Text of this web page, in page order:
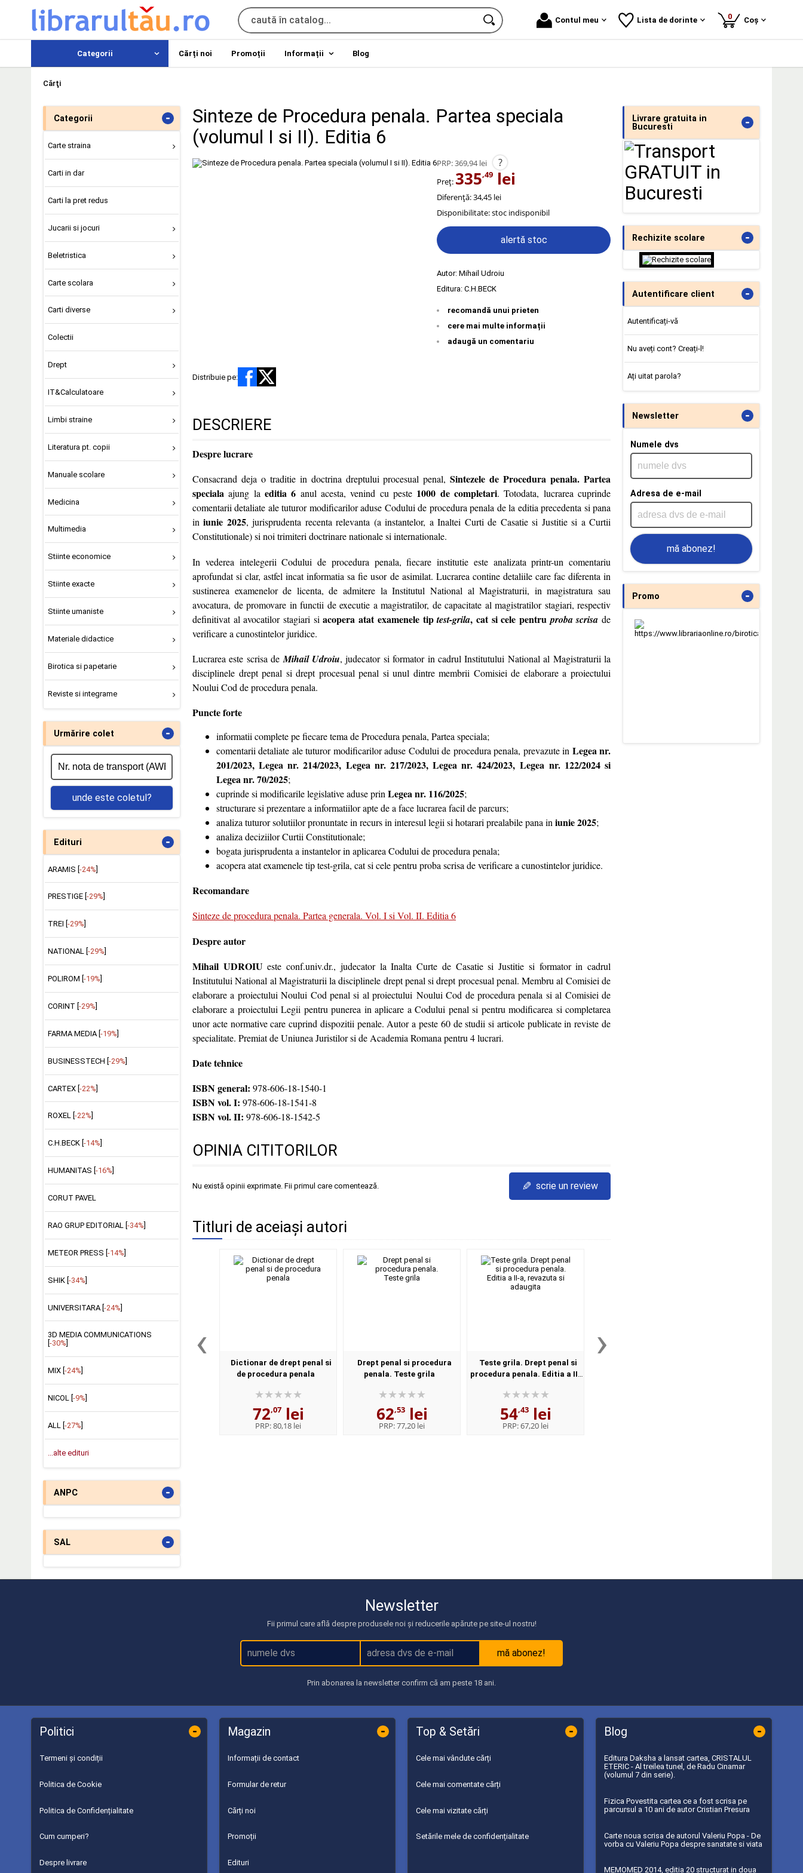
Contul meu Lista de dorinte 0produse
Coș
Categorii Cărți noi Promoții Informații Blog
Cărţi
Categorii -
Carte straina
Carti in dar
Carti la pret redus
Jucarii si jocuri
Beletristica
Carte scolara
Carti diverse
Colectii
Drept
IT&Calculatoare
Limbi straine
Literatura pt. copii
Manuale scolare
Medicina
Multimedia
Stiinte economice
Stiinte exacte
Stiinte umaniste
Materiale didactice
Birotica si papetarie
Reviste si integrame
Urmărire colet -
unde este coletul?
Edituri -
ARAMIS [-24%]
PRESTIGE [ -29%
TREI [ -29%
NATIONAL [ -29%
POLIROM [ -19%
CORINT [ -29%
FARMA MEDIA [ -19%
BUSINESSTECH [-29%]
CARTEX [-22%]
ROXEL [ -22%
C.H.BECK [ -14%
HUMANITAS [ -16%
CORUT PAVEL
RAO GRUP EDITORIAL [ -34%
METEOR PRESS [ -14%
SHIK [-34%]
UNIVERSITARA [-24%]
3D MEDIA COMMUNICATIONS
-30%
MIX [ -24%
NICOL [ -9%
ALL [ -27%
...alte edituri
ANPC -
SAL -
Sinteze de Procedura penala. Partea speciala
(volumul I si II). Editia 6
PRP:369,94 lei ?
Preț: 335,49 lei
Diferență: 34,45 lei
Disponibilitate:stoc indisponibil
alertă stoc
Autor: Mihail Udroiu
Editura: C.H.BECK
recomandă unui prieten
cere mai multe informații
adaugă un comentariu
Distribuie pe:
DESCRIERE
Despre lucrare
Consacrand deja o traditie in doctrina dreptului procesual penal,Sintezele de Procedura penala. Partea
speciala ajung la editia 6 anul acesta, venind cu peste 1000 de completari. Totodata, lucrarea cuprinde
comentarii detaliate ale tuturor modificarilor aduse Codului de procedura penala de la editia precedenta si pana
iniunie 2025, jurisprudenta recenta relevanta (a instantelor, a Inaltei Curti de Casatie si Justitie si a Curtii
Constitutionale) si noi trimiteri doctrinare nationale si internationale.
In vederea intelegerii Codului de procedura penala, fiecare institutie este analizata printr-un comentariu
aprofundat si clar, astfel incat informatia sa fie usor de asimilat. Lucrarea contine detaliile care fac diferenta in
sustinerea examenelor de licenta, de admitere la Institutul National al Magistraturii, in magistratura sau
avocatura, de promovare in functii de executie a magistratilor, de capacitate al magistratilor stagiari, respectiv
definitivat al avocatilor stagiari siacopera atat examenele tiptest-grila, cat sicele pentru proba scrisa de
verificare a cunostintelor juridice.
Lucrarea este scrisa de Mihail Udroiu, judecator si formator in cadrul Institutului National al Magistraturii la
disciplinele drept penal si drept procesual penal si unul dintre membrii Comisiei de elaborare a proiectului
Noului Cod de procedura penala.
Puncte forte
informatii complete pe fiecare tema de Procedura penala, Partea speciala;
comentarii detaliate ale tuturor modificarilor aduse Codului de procedura penala, prevazute in Legea nr.
201/2023, Legea nr. 214/2023, Legea nr. 217/2023, Legea nr. 424/2023, Legea nr. 122/2024 si
Legea nr. 70/2025;
cuprinde si modificarile legislative aduse prin Legea nr. 116/2025;
structurare si prezentare a informatiilor apte de a face lucrarea facil de parcurs;
analiza tuturor solutiilor pronuntate in recurs in interesul legii si hotarari prealabile pana in iunie 2025;
analiza deciziilor Curtii Constitutionale;
bogata jurisprudenta a instantelor in aplicarea Codului de procedura penala;
acopera atat examenele tip test-grila, cat si cele pentru proba scrisa de verificare a cunostintelor juridice.
Recomandare
Sinteze de procedura penala. Partea generala. Vol. I si Vol. II. Editia 6
Despre autor
Mihail UDROIUeste conf.univ.dr., judecator la Inalta Curte de Casatie si Justitie si formator in cadrul
Institutului National al Magistraturii la disciplinele drept penal si drept procesual penal. Membru al Comisiei de
elaborare a proiectului Noului Cod penal si al proiectului Noului Cod de procedura penala si al Comisiei de
elaborare a proiectului Legii pentru punerea in aplicare a Codului penal si pentru modificarea si completarea
unor acte normative care cuprind dispozitii penale. Autor a peste 60 de studii si articole publicate in reviste de
specialitate. Premiat de Uniunea Juristilor si de Academia Romana pentru 4 lucrari.
Date tehnice
ISBN general: 978-606-18-1540-1
ISBN vol. I: 978-606-18-1541-8
ISBN vol. II: 978-606-18-1542-5
OPINIA CITITORILOR
Nu există opinii exprimate. Fii primul care comentează. ✎ scrie un review
Titluri de aceiași autori
‹
Dictionar de drept penal si
de procedura penala
72,07lei
PRP:80,18 lei
Drept penal si procedura
penala. Teste grila
62,53lei
PRP:77,20 lei
Teste grila. Drept penal si
procedura penala. Editia a II-
54,43lei
PRP:67,20 lei
›
Livrare gratuita in
Bucuresti
-
Rechizite scolare -
Autentificare client -
Autentificați-vă
Nu aveți cont? Creați-l!
Ați uitat parola?
Newsletter -
Numele dvs
Adresa de e-mail
mă abonez!
Promo -
Newsletter
Fii primul care află despre produsele noi și reducerile apărute pe site-ul nostru!
mă abonez!
Prin abonarea la newsletter confirm că am peste 18 ani.
Politici -
Termeni și condiții
Politica de Cookie
Politica de Confidențialitate
Cum cumperi?
Despre livrare
Magazin -
Informații de contact
Formular de retur
Cărți noi
Promoții
Edituri
Top & Setări -
Cele mai vândute cărți
Cele mai comentate cărți
Cele mai vizitate cărți
Setările mele de confidențialitate
Blog -
Editura Daksha a lansat cartea, CRISTALUL
ETERIC - Al treilea tunel, de Radu Cinamar
(volumul 7 din serie).
Fizica Povestita cartea ce a fost scrisa pe
parcursul a 10 ani de autor Cristian Presura
Carte noua scrisa de autorul Valeriu Popa - De
vorba cu Valeriu Popa despre sanatate si viata
MEMOMED 2014, editia 20 structurat in doua